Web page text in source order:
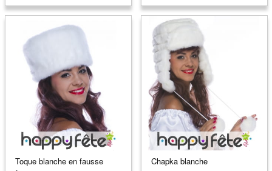
Toque blanche en fausse
Chapka blanche